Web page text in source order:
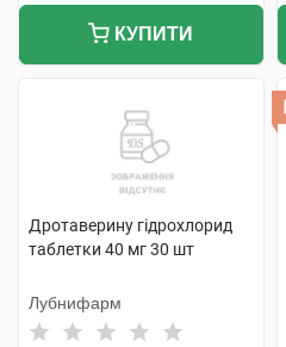
КУПИТИ
Дротаверину гідрохлорид
таблетки 40 мг 30 шт
Лубнифарм